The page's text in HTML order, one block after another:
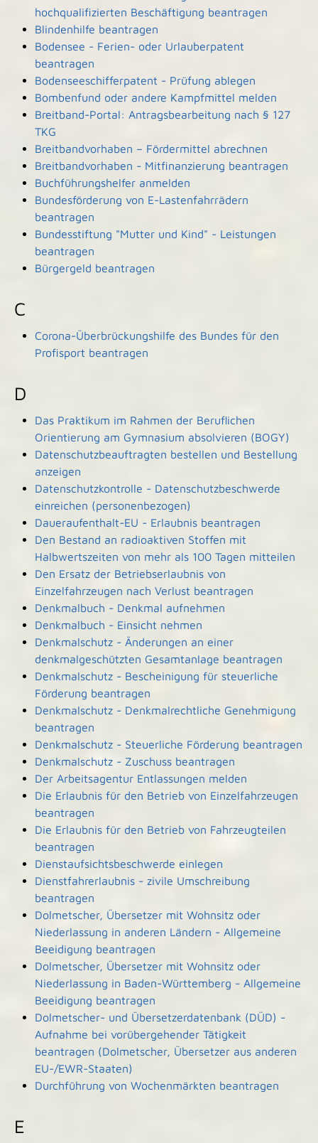
hochqualifizierten Beschäftigung beantragen
Blindenhilfe beantragen
Bodensee - Ferien- oder Urlauberpatent
beantragen
Bodenseeschifferpatent - Prüfung ablegen
Bombenfund oder andere Kampfmittel melden
Breitband-Portal: Antragsbearbeitung nach § 127
TKG
Breitbandvorhaben – Fördermittel abrechnen
Breitbandvorhaben - Mitfinanzierung beantragen
Buchführungshelfer anmelden
Bundesförderung von E-Lastenfahrrädern
beantragen
Bundesstiftung "Mutter und Kind" - Leistungen
beantragen
Bürgergeld beantragen
C
Corona-Überbrückungshilfe des Bundes für den
Profisport beantragen
D
Das Praktikum im Rahmen der Beruflichen
Orientierung am Gymnasium absolvieren (BOGY)
Datenschutzbeauftragten bestellen und Bestellung
anzeigen
Datenschutzkontrolle - Datenschutzbeschwerde
einreichen (personenbezogen)
Daueraufenthalt-EU - Erlaubnis beantragen
Den Bestand an radioaktiven Stoffen mit
Halbwertszeiten von mehr als 100 Tagen mitteilen
Den Ersatz der Betriebserlaubnis von
Einzelfahrzeugen nach Verlust beantragen
Denkmalbuch - Denkmal aufnehmen
Denkmalbuch - Einsicht nehmen
Denkmalschutz - Änderungen an einer
denkmalgeschützten Gesamtanlage beantragen
Denkmalschutz - Bescheinigung für steuerliche
Förderung beantragen
Denkmalschutz - Denkmalrechtliche Genehmigung
beantragen
Denkmalschutz - Steuerliche Förderung beantragen
Denkmalschutz - Zuschuss beantragen
Der Arbeitsagentur Entlassungen melden
Die Erlaubnis für den Betrieb von Einzelfahrzeugen
beantragen
Die Erlaubnis für den Betrieb von Fahrzeugteilen
beantragen
Dienstaufsichtsbeschwerde einlegen
Dienstfahrerlaubnis - zivile Umschreibung
beantragen
Dolmetscher, Übersetzer mit Wohnsitz oder
Niederlassung in anderen Ländern - Allgemeine
Beeidigung beantragen
Dolmetscher, Übersetzer mit Wohnsitz oder
Niederlassung in Baden-Württemberg - Allgemeine
Beeidigung beantragen
Dolmetscher- und Übersetzerdatenbank (DÜD) -
Aufnahme bei vorübergehender Tätigkeit
beantragen (Dolmetscher, Übersetzer aus anderen
EU-/EWR-Staaten)
Durchführung von Wochenmärkten beantragen
E